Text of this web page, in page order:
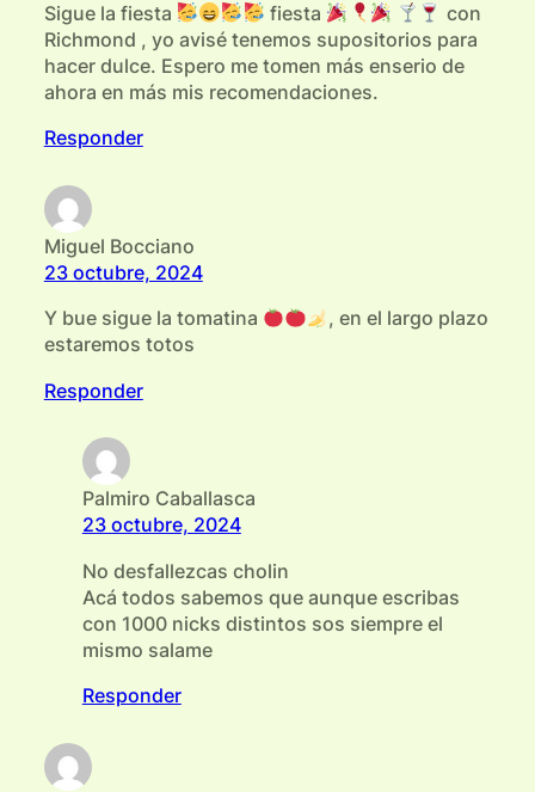
Sigue la fiesta fiesta
con
Richmond , yo avisé tenemos supositorios para
hacer dulce. Espero me tomen más enserio de
ahora en más mis recomendaciones.
Responder
Miguel Bocciano
23 octubre, 2024
Y bue sigue la tomatina
, en el largo plazo
estaremos totos
Responder
Palmiro Caballasca
23 octubre, 2024
No desfallezcas cholin
Acá todos sabemos que aunque escribas
con 1000 nicks distintos sos siempre el
mismo salame
Responder